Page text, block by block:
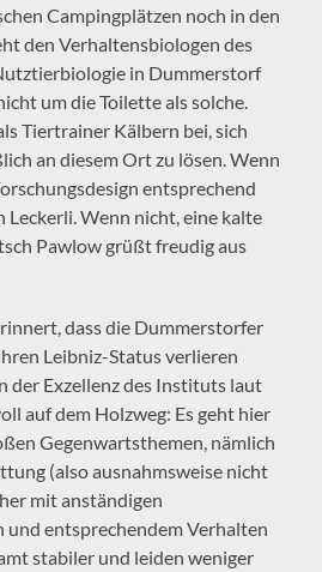
Campingplätzen noch in den
den Verhaltensbiologen des
in Dummerstorf
um die Toilette als solche.
Tiertrainer Kälbern bei, sich
an diesem Ort zu lösen. Wenn
entsprechend
Leckerli. Wenn nicht, eine kalte
Pawlow grüßt freudig aus
dass die Dummerstorfer
Leibniz-Status verlieren
der Exzellenz des Instituts laut
auf dem Holzweg: Es geht hier
Gegenwartsthemen, nämlich
(also ausnahmsweise nicht
mit anständigen
entsprechendem Verhalten
stabiler und leiden weniger